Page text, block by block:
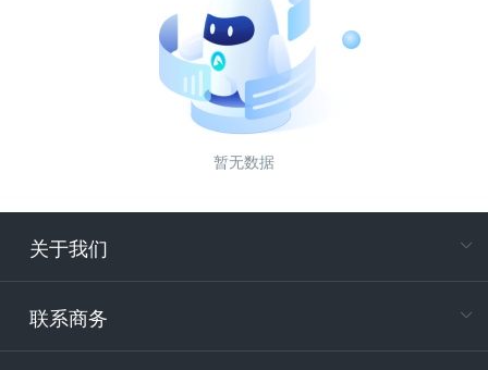
暂无数据
关于我们
联系商务
电